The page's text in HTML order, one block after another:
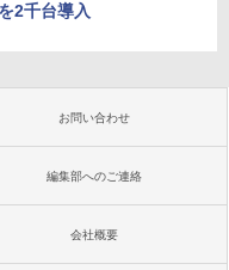
2千台導入
お問い合わせ
編集部へのご連絡
会社概要